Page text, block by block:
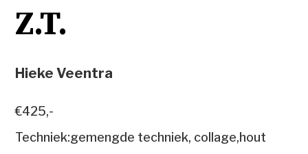
Z.T.
Hieke Veentra
€425,-
Techniek:gemengde techniek, collage,hout